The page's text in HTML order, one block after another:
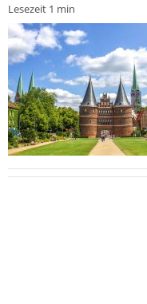
Lesezeit 1 min